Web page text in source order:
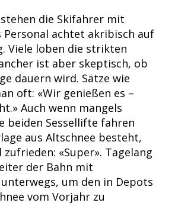
die Skifahrer mit
Personal achtet akribisch auf
Viele loben die strikten
ist aber skeptisch, ob
dauern wird. Sätze wie
oft: «Wir genießen es –
Auch wenn mangels
beiden Sessellifte fahren
aus Altschnee besteht,
zufrieden: «Super». Tagelang
der Bahn mit
um den in Depots
vom Vorjahr zu